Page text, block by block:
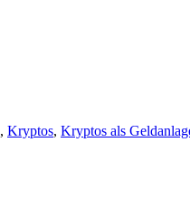
, Kryptos, Kryptos als